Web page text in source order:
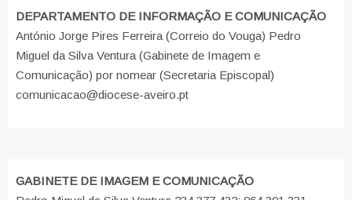
DEPARTAMENTO DE INFORMAÇÃO E COMUNICAÇÃO
António Jorge Pires Ferreira (Correio do Vouga) Pedro
Miguel da Silva Ventura (Gabinete de Imagem e
Comunicação) por nomear (Secretaria Episcopal)
comunicacao@diocese-aveiro.pt
GABINETE DE IMAGEM E COMUNICAÇÃO